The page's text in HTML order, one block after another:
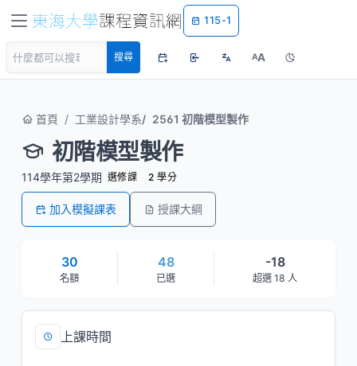
115-1
搜尋 AA
首頁 工業設計學系 2561 初階模型製作
初階模型製作
114學年第2學期 選修課 2 學分
加入模擬課表 授課大綱
30
名額
48
已選
-18
超選 18 人
上課時間